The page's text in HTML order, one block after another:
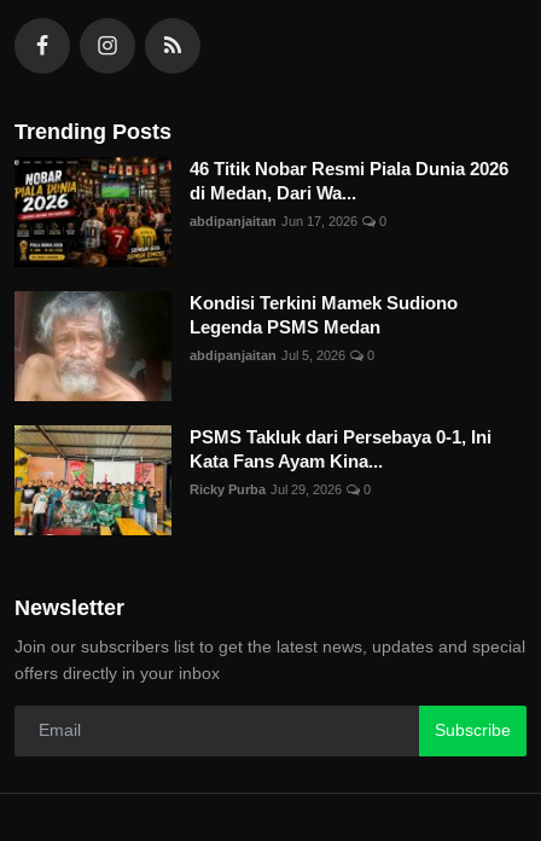
Trending Posts
46 Titik Nobar Resmi Piala Dunia 2026
di Medan, Dari Wa...
abdipanjaitan Jun 17, 2026 0
Kondisi Terkini Mamek Sudiono
Legenda PSMS Medan
abdipanjaitan Jul 5, 2026 0
PSMS Takluk dari Persebaya 0-1, Ini
Kata Fans Ayam Kina...
Ricky Purba Jul 29, 2026 0
Newsletter
Join our subscribers list to get the latest news, updates and special
offers directly in your inbox
Subscribe